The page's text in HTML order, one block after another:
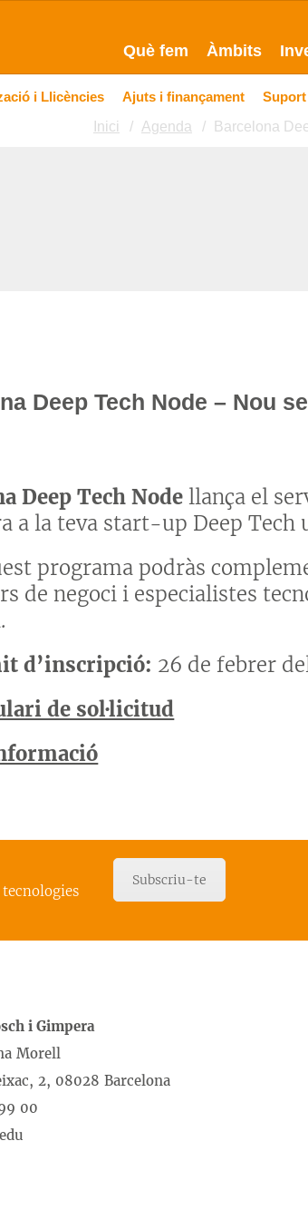
Què fem Àmbits
i Llicències Ajuts i finançament
Inici
Agenda Barcelona
Deep Tech Node – Nou
Deep Tech Node llança el
a la teva start-up Deep Tech
programa podràs
de negoci i especialistes
d’inscripció: 26 de febrer
de sol·licitud
Subscriu-te
i Gimpera
Morell
2, 08028 Barcelona
00